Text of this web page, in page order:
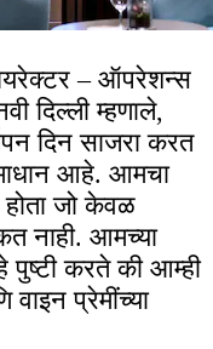
– ऑपरेशन्स
दिल्ली म्हणाले,
दिन साजरा करत
आहे. आमचा
जो केवळ
नाही. आमच्या
पुष्टी करते की आम्ही
वाइन प्रेमींच्या